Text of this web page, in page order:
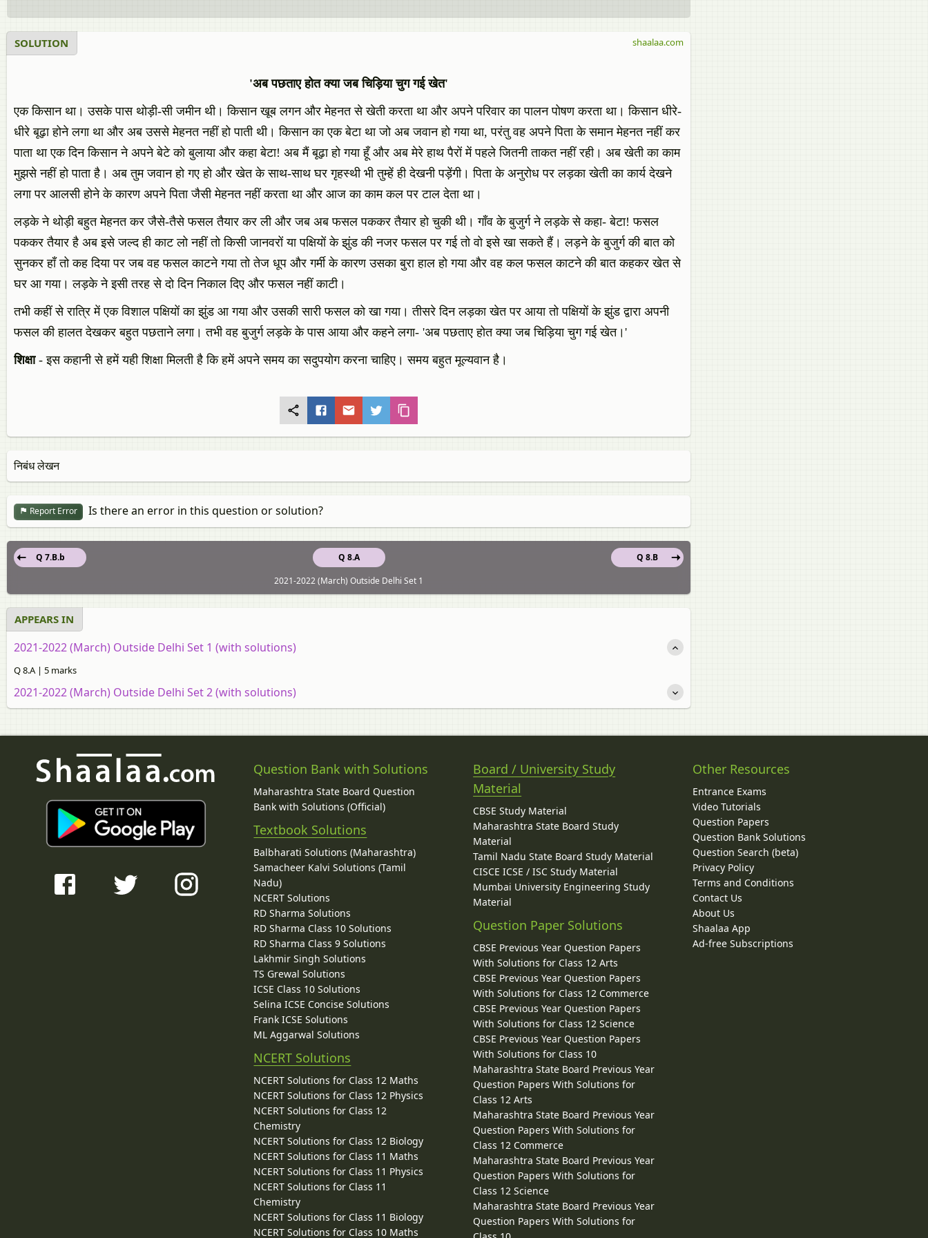
SOLUTION
'अब पछताए होत क्या जब चिड़िया चुग गई खेत'
एक किसान था। उसके पास थोड़ी-सी जमीन थी। किसान खूब लगन और मेहनत से खेती करता था और अपने परिवार का पालन पोषण करता था। किसान धीरे-
धीरे बूढ़ा होने लगा था और अब उससे मेहनत नहीं हो पाती थी। किसान का एक बेटा था जो अब जवान हो गया था, परंतु वह अपने पिता के समान मेहनत नहीं कर
पाता था एक दिन किसान ने अपने बेटे को बुलाया और कहा बेटा! अब मैं बूढ़ा हो गया हूँ और अब मेरे हाथ पैरों में पहले जितनी ताकत नहीं रही। अब खेती का काम
मुझसे नहीं हो पाता है। अब तुम जवान हो गए हो और खेत के साथ-साथ घर गृहस्थी भी तुम्हें ही देखनी पड़ेंगी। पिता के अनुरोध पर लड़का खेती का कार्य देखने
लगा पर आलसी होने के कारण अपने पिता जैसी मेहनत नहीं करता था और आज का काम कल पर टाल देता था।
लड़के ने थोड़ी बहुत मेहनत कर जैसे-तैसे फसल तैयार कर ली और जब अब फसल पककर तैयार हो चुकी थी। गाँव के बुजुर्ग ने लड़के से कहा- बेटा! फसल
पककर तैयार है अब इसे जल्द ही काट लो नहीं तो किसी जानवरों या पक्षियों के झुंड की नजर फसल पर गई तो वो इसे खा सकते हैं। लड़ने के बुजुर्ग की बात को
सुनकर हाँ तो कह दिया पर जब वह फसल काटने गया तो तेज धूप और गर्मी के कारण उसका बुरा हाल हो गया और वह कल फसल काटने की बात कहकर खेत से
घर आ गया। लड़के ने इसी तरह से दो दिन निकाल दिए और फसल नहीं काटी।
तभी कहीं से रात्रि में एक विशाल पक्षियों का झुंड आ गया और उसकी सारी फसल को खा गया। तीसरे दिन लड़का खेत पर आया तो पक्षियों के झुंड द्वारा अपनी
फसल की हालत देखकर बहुत पछताने लगा। तभी वह बुजुर्ग लड़के के पास आया और कहने लगा- 'अब पछताए होत क्या जब चिड़िया चुग गई खेत।'
शिक्षा- इस कहानी से हमें यही शिक्षा मिलती है कि हमें अपने समय का सदुपयोग करना चाहिए। समय बहुत मूल्यवान है।
shaalaa.com
निबंध लेखन
Report Error Is there an error in this question or solution?
Q 8.A
Q 7.B.b
Q 8.B
2021-2022 (March) Outside Delhi Set 1
APPEARS IN
2021-2022 (March) Outside Delhi Set 1 (with solutions)
Q 8.A | 5 marks
2021-2022 (March) Outside Delhi Set 2 (with solutions)
Question Bank with Solutions
Maharashtra State Board Question
Bank with Solutions (Official)
Textbook Solutions
Balbharati Solutions (Maharashtra)
Samacheer Kalvi Solutions (Tamil
Nadu)
NCERT Solutions
RD Sharma Solutions
RD Sharma Class 10 Solutions
RD Sharma Class 9 Solutions
Lakhmir Singh Solutions
TS Grewal Solutions
ICSE Class 10 Solutions
Selina ICSE Concise Solutions
Frank ICSE Solutions
ML Aggarwal Solutions
NCERT Solutions
NCERT Solutions for Class 12 Maths
NCERT Solutions for Class 12 Physics
NCERT Solutions for Class 12
Chemistry
NCERT Solutions for Class 12 Biology
NCERT Solutions for Class 11 Maths
NCERT Solutions for Class 11 Physics
NCERT Solutions for Class 11
Chemistry
NCERT Solutions for Class 11 Biology
NCERT Solutions for Class 10 Maths
Board / University Study
Material
CBSE Study Material
Maharashtra State Board Study
Material
Tamil Nadu State Board Study Material
CISCE ICSE / ISC Study Material
Mumbai University Engineering Study
Material
Question Paper Solutions
CBSE Previous Year Question Papers
With Solutions for Class 12 Arts
CBSE Previous Year Question Papers
With Solutions for Class 12 Commerce
CBSE Previous Year Question Papers
With Solutions for Class 12 Science
CBSE Previous Year Question Papers
With Solutions for Class 10
Maharashtra State Board Previous Year
Question Papers With Solutions for
Class 12 Arts
Maharashtra State Board Previous Year
Question Papers With Solutions for
Class 12 Commerce
Maharashtra State Board Previous Year
Question Papers With Solutions for
Class 12 Science
Maharashtra State Board Previous Year
Question Papers With Solutions for
Other Resources
Entrance Exams
Video Tutorials
Question Papers
Question Bank Solutions
Question Search (beta)
Privacy Policy
Terms and Conditions
Contact Us
About Us
Shaalaa App
Ad-free Subscriptions